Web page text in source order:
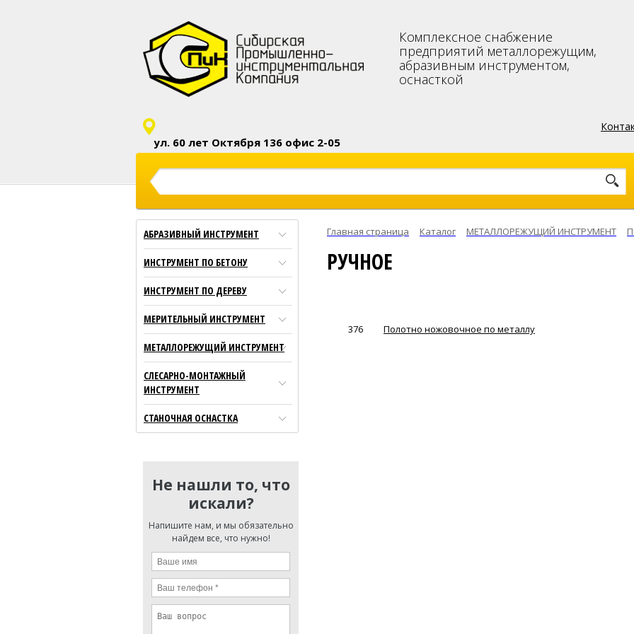
Комплексное снабжение
предприятий металлорежущим,
абразивным инструментом,
оснасткой
ул. 60 лет Октября 136 офис 2-05
АБРАЗИВНЫЙ ИНСТРУМЕНТ
ИНСТРУМЕНТ ПО БЕТОНУ
ИНСТРУМЕНТ ПО ДЕРЕВУ
МЕРИТЕЛЬНЫЙ ИНСТРУМЕНТ
МЕТАЛЛОРЕЖУЩИЙ ИНСТРУМЕНТ
СЛЕСАРНО-МОНТАЖНЫЙ
ИНСТРУМЕНТ
СТАНОЧНАЯ ОСНАСТКА
Не нашли то, что
искали?
Напишите нам, и мы обязательно
найдем все, что нужно!
Главная страница Каталог МЕТАЛЛОРЕЖУЩИЙ ИНСТРУМЕНТ
РУЧНОЕ
376 Полотно ножовочное по металлу